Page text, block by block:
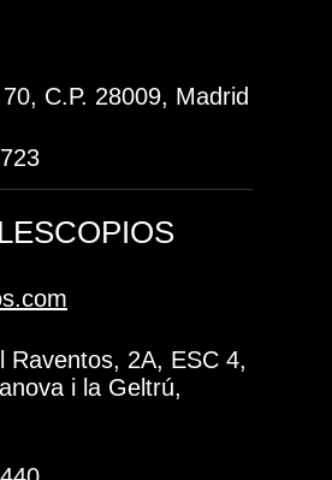
C.P. 28009, Madrid
Raventos, 2A, ESC 4,
i la Geltrú,